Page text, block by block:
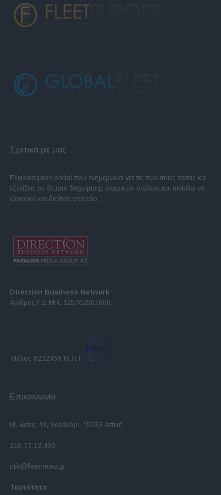
Σχετικά με μας
Εξειδικευμένο portal που ενημερώνει για τις τελευταίες τάσεις και
εξελίξεις σε θέματα διαχείρισης εταιρικών στόλων και mobility σε
ελληνικό και διεθνές επίπεδο.
Direction Business Network
Αριθμός Γ.Ε.ΜΗ. 125702501000
Μέλος #232469 Μ.Η.Τ.
Επικοινωνία
Μ. Ασίας 43, Χαλάνδρι, 15233 Αττική
210 77.12.400
info@fleetnews.gr
Ταυτότητα